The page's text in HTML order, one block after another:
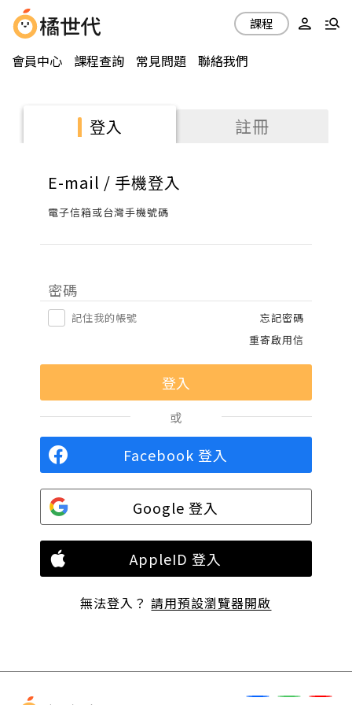
會員中心 課程查詢 常見問題 聯絡我們
課程
登入 註冊
E-mail / 手機登入
電子信箱或台灣手機號碼
密碼
記住我的帳號
忘記密碼
重寄啟用信
或
Facebook 登入
Google 登入
AppleID 登入
無法登入？請用預設瀏覽器開啟